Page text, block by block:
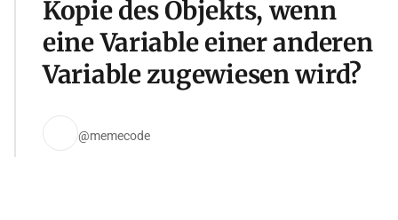
Kopie des Objekts, wenn
eine Variable einer anderen
Variable zugewiesen wird?
@memecode